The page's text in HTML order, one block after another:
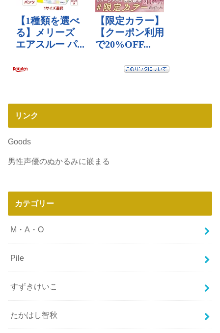
リンク
Goods
男性声優のぬかるみに嵌まる
カテゴリー
M・A・O
Pile
すずきけいこ
たかはし智秋